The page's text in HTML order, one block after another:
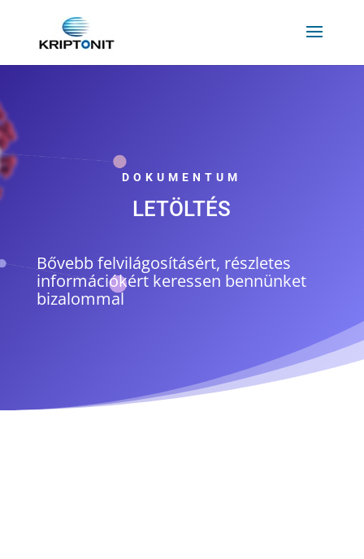
DOKUMENTUM
LETÖLTÉS
Bővebb felvilágosításért, részletes
információkért keressen bennünket
bizalommal